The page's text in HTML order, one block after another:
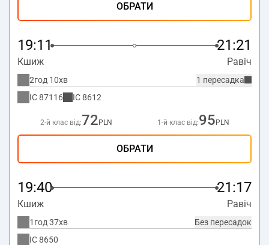
ОБРАТИ
19:11 21:21
Кшиж Равіч
1 пересадка
2год 10хв
IC87116 IC8612
2-й клас від:72 PLN 1-й клас від:95 PLN
ОБРАТИ
19:40 21:17
Кшиж Равіч
Без пересадок
1год 37хв
IC8650